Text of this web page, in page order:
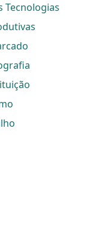
Tecnologias